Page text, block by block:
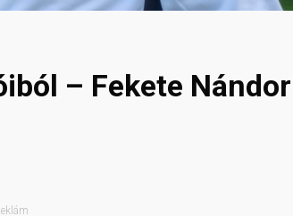
– Fekete Nándor